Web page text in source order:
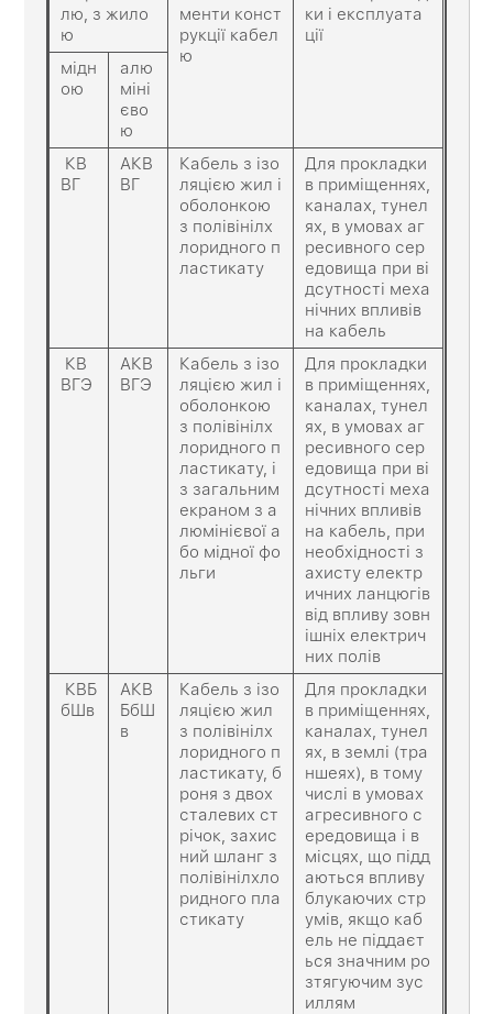
лю, з жило
ю
менти конст
рукції кабел
ю
ки і експлуата
ції
мідн
ою
алю
міні
єво
ю
КВ
ВГ
АКВ
ВГ
Кабель з ізо
ляцією жил і
оболонкою
з полівінілх
лоридного п
ластикату
Для прокладки
в приміщеннях,
каналах, тунел
ях, в умовах аг
ресивного сер
едовища при ві
дсутності меха
нічних впливів
на кабель
КВ
ВГЭ
АКВ
ВГЭ
Кабель з ізо
ляцією жил і
оболонкою
з полівінілх
лоридного п
ластикату, і
з загальним
екраном з а
люмінієвої а
бо мідної фо
льги
Для прокладки
в приміщеннях,
каналах, тунел
ях, в умовах аг
ресивного сер
едовища при ві
дсутності меха
нічних впливів
на кабель, при
необхідності з
ахисту електр
ичних ланцюгів
від впливу зовн
ішніх електрич
них полів
КВБ
бШв
АКВ
БбШ
в
Кабель з ізо
ляцією жил
з полівінілх
лоридного п
ластикату, б
роня з двох
сталевих ст
річок, захис
ний шланг з
полівінілхло
ридного пла
стикату
Для прокладки
в приміщеннях,
каналах, тунел
ях, в землі (тра
ншеях), в тому
числі в умовах
агресивного с
ередовища і в
місцях, що підд
аються впливу
блукаючих стр
умів, якщо каб
ель не піддаєт
ься значним ро
зтягуючим зус
иллям